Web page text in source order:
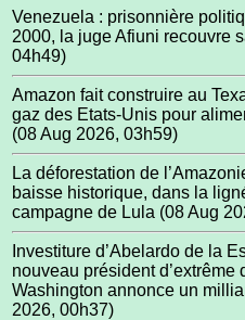
Venezuela : prisonnière
2000, la juge Afiuni recouvre
04h49)
Amazon fait construire au
gaz des Etats-Unis pour
(08 Aug 2026, 03h59)
La déforestation de
baisse historique, dans la
campagne de Lula (08 Aug
Investiture d’Abelardo de la
nouveau président d’extrême
Washington annonce un
2026, 00h37)